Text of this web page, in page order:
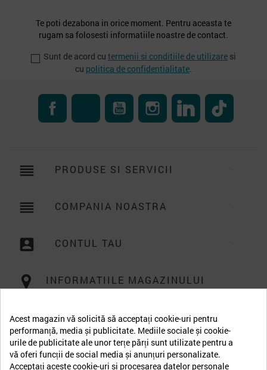
Te poti dezabona in orice moment. Pentru aceasta te
rugam sa folosesti informatiile noastre de contact.
Sunt de acord cu termenii si conditiile de utilizare si
cu politica de confidentialitate
FacebookRSS YouTube InstagramLinkedIn
reorder PRODUSE SI SERVICII
reorder COMPANIA NOASTRA
account_box CONTUL TAU
INFORMATIILE MAGAZINULUI
Acest magazin vă solicită să acceptați cookie-uri pentru
performanță, media și publicitate. Mediile sociale și cookie-
urile de publicitate ale unor terțe părți sunt utilizate pentru a
vă oferi funcții de social media și anunțuri personalizate.
Acceptați aceste cookie-uri și procesarea datelor personale